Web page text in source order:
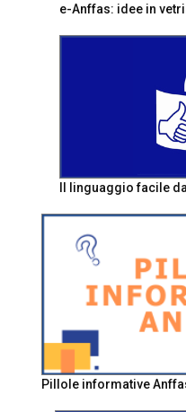
e-Anffas: idee in
Il linguaggio facile
Pillole informative